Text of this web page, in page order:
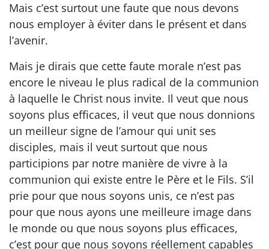
Mais c’est surtout une faute que nous devons
nous employer à éviter dans le présent et dans
l’avenir.
Mais je dirais que cette faute morale n’est pas
encore le niveau le plus radical de la communion
à laquelle le Christ nous invite. Il veut que nous
soyons plus efficaces, il veut que nous donnions
un meilleur signe de l’amour qui unit ses
disciples, mais il veut surtout que nous
participions par notre manière de vivre à la
communion qui existe entre le Père et le Fils. S’il
prie pour que nous soyons unis, ce n’est pas
pour que nous ayons une meilleure image dans
le monde ou que nous soyons plus efficaces,
c’est pour que nous soyons réellement capables